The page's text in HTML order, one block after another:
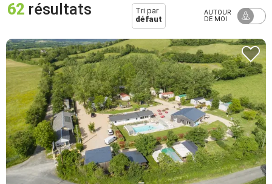
62 résultats
Tri par
défaut
AUTOUR
DE MOI